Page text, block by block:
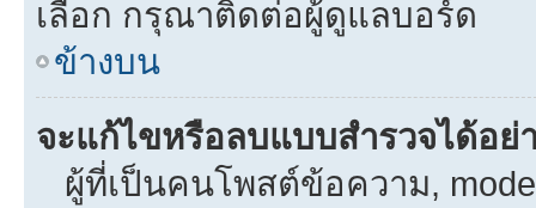
เลือก กรุณาติดต่อผู้ดูแลบอร์ด
ข้างบน
จะแก้ไขหรือลบแบบสำรวจได้อย่
ผู้ที่เป็นคนโพสต์ข้อความ,